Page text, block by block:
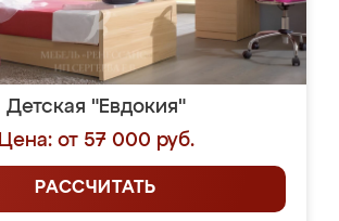
Детская "Евдокия"
Цена: от 57 000 руб.
РАССЧИТАТЬ